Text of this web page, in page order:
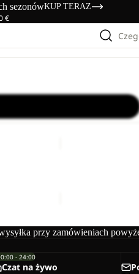
sezonówKUP TERAZ
€
przy zamówieniach
- 24:00
Czat na żywo